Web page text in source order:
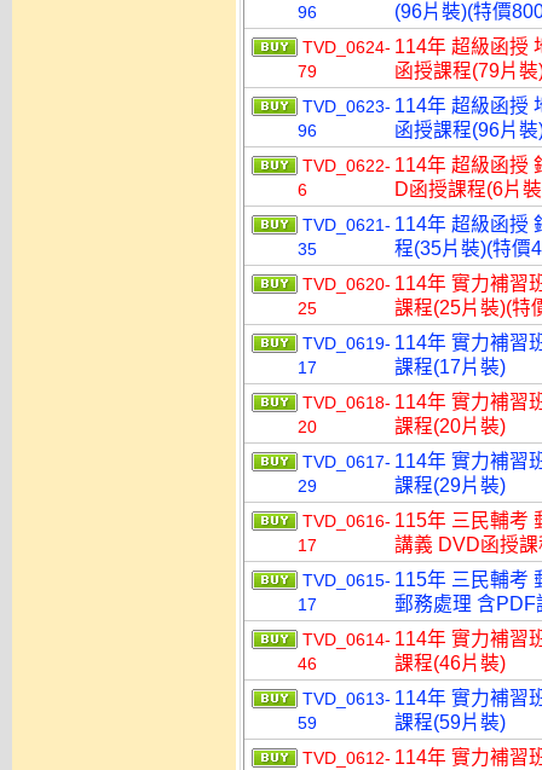
96
(96片裝)(特價
TVD_0624-
79
114年 超級函授
函授課程(79片
TVD_0623-
96
114年 超級函授
函授課程(96片
TVD_0622-
6
114年 超級函授
D函授課程(6片
TVD_0621-
35
114年 超級函授
程(35片裝)(特價
TVD_0620-
25
114年 實力補習
課程(25片裝)(特
TVD_0619-
17
114年 實力補習
課程(17片裝)
TVD_0618-
20
114年 實力補習
課程(20片裝)
TVD_0617-
29
114年 實力補習
課程(29片裝)
TVD_0616-
17
115年 三民輔考
講義 DVD函授
TVD_0615-
17
115年 三民輔考
郵務處理 含PDF
TVD_0614-
46
114年 實力補習
課程(46片裝)
TVD_0613-
59
114年 實力補習
課程(59片裝)
TVD_0612- 114年 實力補習